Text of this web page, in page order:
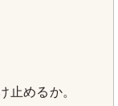
止めるか。